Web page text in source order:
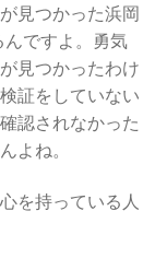
兆円賠償命令
見つかった浜岡
んですよ。勇気
見つかったわけ
証をしていない
認されなかった
よね。
持っている人